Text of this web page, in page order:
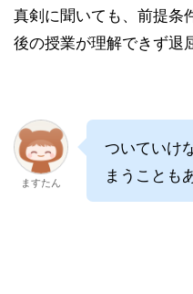
真剣に聞いても、前提条
後の授業が理解できず退
ますたん
ついていけ
まうことも